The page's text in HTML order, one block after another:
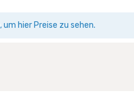
, um hier Preise zu sehen.